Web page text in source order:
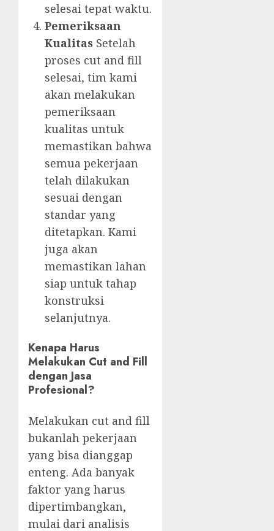
selesai tepat waktu.
Pemeriksaan
Kualitas Setelah
proses cut and fill
selesai, tim kami
akan melakukan
pemeriksaan
kualitas untuk
memastikan bahwa
semua pekerjaan
telah dilakukan
sesuai dengan
standar yang
ditetapkan. Kami
juga akan
memastikan lahan
siap untuk tahap
konstruksi
selanjutnya.
Kenapa Harus
Melakukan Cut and Fill
dengan Jasa
Profesional?
Melakukan cut and fill
bukanlah pekerjaan
yang bisa dianggap
enteng. Ada banyak
faktor yang harus
dipertimbangkan,
mulai dari analisis